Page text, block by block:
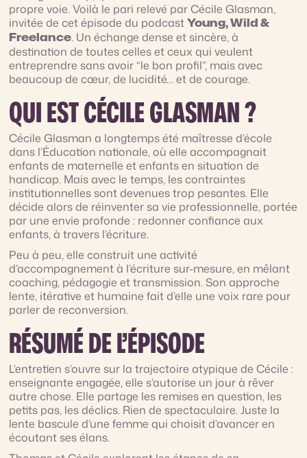
propre voie. Voilà le pari relevé par Cécile Glasman,
invitée de cet épisode du podcastYoung, Wild &
Freelance. Un échange dense et sincère, à
destination de toutes celles et ceux qui veulent
entreprendre sans avoir “le bon profil”, mais avec
beaucoup de cœur, de lucidité… et de courage.
QUI EST CÉCILE GLASMAN ?
Cécile Glasman a longtemps été maîtresse d’école
dans l’Éducation nationale, où elle accompagnait
enfants de maternelle et enfants en situation de
handicap. Mais avec le temps, les contraintes
institutionnelles sont devenues trop pesantes. Elle
décide alors de réinventer sa vie professionnelle, portée
par une envie profonde : redonner confiance aux
enfants, à travers l’écriture.
Peu à peu, elle construit une activité
d’accompagnement à l’écriture sur-mesure, en mêlant
coaching, pédagogie et transmission. Son approche
lente, itérative et humaine fait d’elle une voix rare pour
parler de reconversion.
RÉSUMÉ DE L’ÉPISODE
L’entretien s’ouvre sur la trajectoire atypique de Cécile :
enseignante engagée, elle s’autorise un jour à rêver
autre chose. Elle partage les remises en question, les
petits pas, les déclics. Rien de spectaculaire. Juste la
lente bascule d’une femme qui choisit d’avancer en
écoutant ses élans.